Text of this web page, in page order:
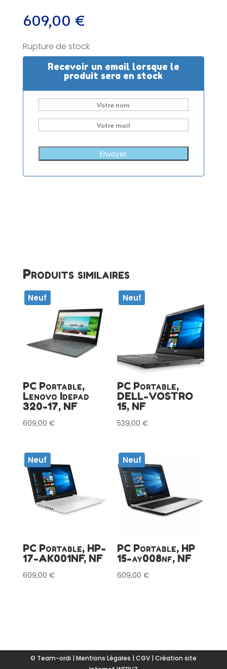
609,00 €
Rupture de stock
Recevoir un email lorsque le
produit sera en stock
Envoyer
Produits similaires
Neuf
PC Portable,
Lenovo Idepad
320-17, NF
609,00 €
Neuf
PC Portable,
DELL-VOSTRO
15, NF
539,00€
Neuf
PC Portable, HP-
17-AK001NF, NF
609,00 €
Neuf
PC Portable, HP
15-ay008nf, NF
609,00€
© Team-ordi | Mentions Légales | CGV| Création site